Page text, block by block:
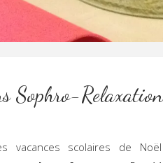
Sophro-
vacances scolaires de